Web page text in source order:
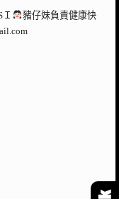
豬仔妹負責健康快